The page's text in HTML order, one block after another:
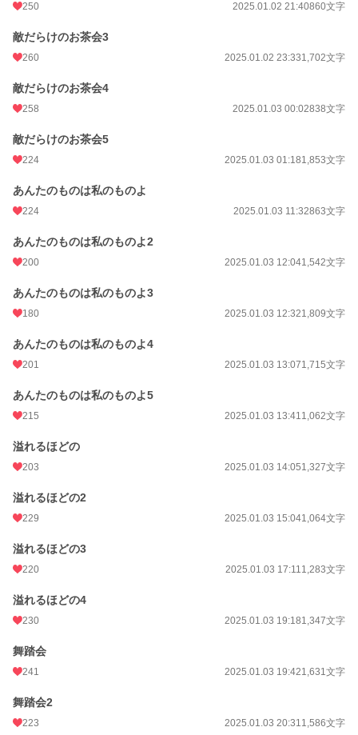
250 2025.01.02 21:40860文字
敵だらけのお茶会3
260 2025.01.02 23:331,702文字
敵だらけのお茶会4
258 2025.01.03 00:02838文字
敵だらけのお茶会5
224 2025.01.03 01:181,853文字
あんたのものは私のものよ
224 2025.01.03 11:32863文字
あんたのものは私のものよ2
200 2025.01.03 12:041,542文字
あんたのものは私のものよ3
180 2025.01.03 12:321,809文字
あんたのものは私のものよ4
201 2025.01.03 13:071,715文字
あんたのものは私のものよ5
215 2025.01.03 13:411,062文字
溢れるほどの
203 2025.01.03 14:051,327文字
溢れるほどの2
229 2025.01.03 15:041,064文字
溢れるほどの3
220 2025.01.03 17:111,283文字
溢れるほどの4
230 2025.01.03 19:181,347文字
舞踏会
241 2025.01.03 19:421,631文字
舞踏会2
223 2025.01.03 20:311,586文字